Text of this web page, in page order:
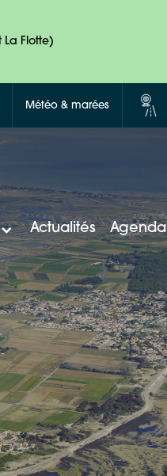
La Flotte)
Météo & marées
Actualités Agenda